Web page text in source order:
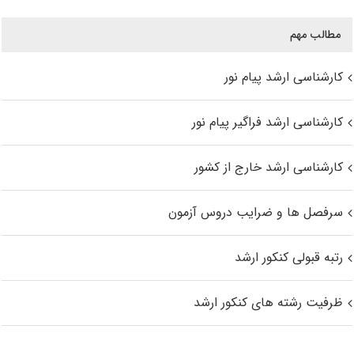
مطالب مهم
کارشناسی ارشد پیام نور
کارشناسی ارشد فراگیر پیام نور
کارشناسی ارشد خارج از کشور
سرفصل ها و ضرایب دروس آزمون
رتبه قبولی کنکور ارشد
ظرفیت رشته های کنکور ارشد